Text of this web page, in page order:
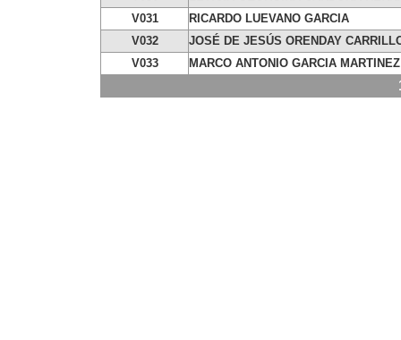
V031
RICARDO LUEVANO GARCIA
V032
JOSÉ DE JESÚS ORENDAY
V033
MARCO ANTONIO GARCIA MARTINEZ